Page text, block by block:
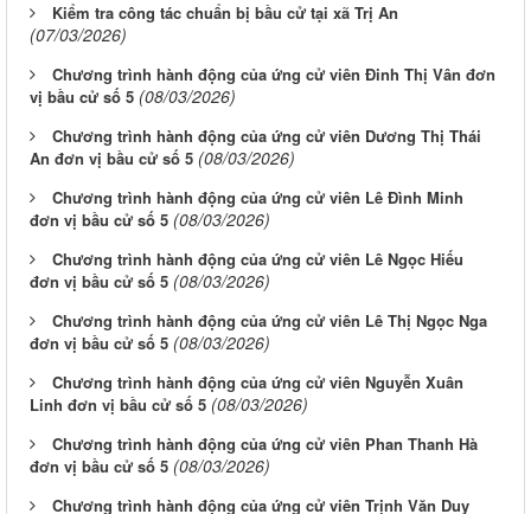
Kiểm tra công tác chuẩn bị bầu cử tại xã Trị An
(07/03/2026)
Chương trình hành động của ứng cử viên Đinh Thị Vân đơn
vị bầu cử số 5 (08/03/2026)
Chương trình hành động của ứng cử viên Dương Thị Thái
An đơn vị bầu cử số 5 (08/03/2026)
Chương trình hành động của ứng cử viên Lê Đình Minh
đơn vị bầu cử số 5 (08/03/2026)
Chương trình hành động của ứng cử viên Lê Ngọc Hiếu
đơn vị bầu cử số 5 (08/03/2026)
Chương trình hành động của ứng cử viên Lê Thị Ngọc Nga
đơn vị bầu cử số 5 (08/03/2026)
Chương trình hành động của ứng cử viên Nguyễn Xuân
Linh đơn vị bầu cử số 5 (08/03/2026)
Chương trình hành động của ứng cử viên Phan Thanh Hà
đơn vị bầu cử số 5 (08/03/2026)
Chương trình hành động của ứng cử viên Trịnh Văn Duy